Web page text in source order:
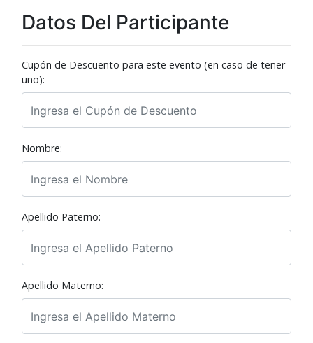
Datos Del Participante
Cupón de Descuento para este evento (en caso de tener
uno):
Nombre:
Apellido Paterno:
Apellido Materno: